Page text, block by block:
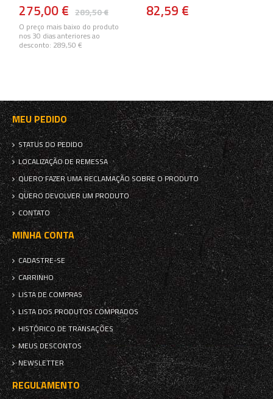
289,50 €
275,00 €
O preço mais baixo do produto
nos 30 dias anteriores ao
desconto: 289,50 €
82,59 €
MEU PEDIDO
STATUS DO PEDIDO
LOCALIZAÇÃO DE REMESSA
QUERO FAZER UMA RECLAMAÇÃO SOBRE O PRODUTO
QUERO DEVOLVER UM PRODUTO
CONTATO
MINHA CONTA
CADASTRE-SE
CARRINHO
LISTA DE COMPRAS
LISTA DOS PRODUTOS COMPRADOS
HISTÓRICO DE TRANSAÇÕES
MEUS DESCONTOS
NEWSLETTER
REGULAMENTO